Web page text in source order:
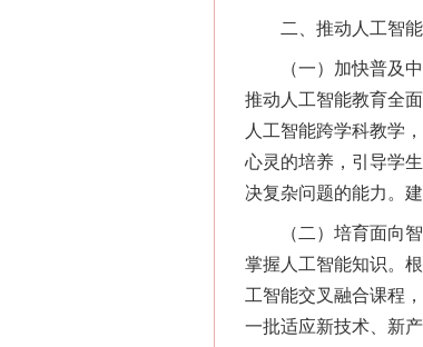
二、推动人工智能
（一）加快普及中
推动人工智能教育全
人工智能跨学科教学
心灵的培养，引导学
决复杂问题的能力。
（二）培育面向智
掌握人工智能知识。
工智能交叉融合课程
一批适应新技术、新